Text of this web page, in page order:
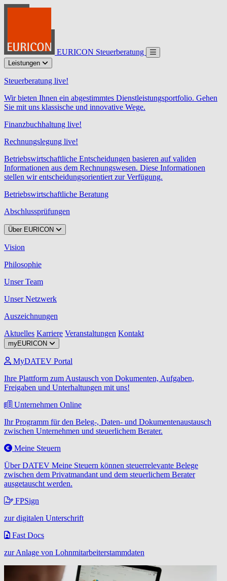
EURICON Steuerberatung
Leistungen
Steuerberatung live!
Wir bieten Ihnen ein abgestimmtes Dienstleistungsportfolio. Gehen
Sie mit uns klassische und innovative Wege.
Finanzbuchhaltung live!
Rechnungslegung live!
Betriebswirtschaftliche Entscheidungen basieren auf validen
Informationen aus dem Rechnungswesen. Diese Informationen
stellen wir entscheidungsorientiert zur Verfügung.
Betriebswirtschaftliche Beratung
Abschlussprüfungen
Über EURICON
Vision
Philosophie
Unser Team
Unser Netzwerk
Auszeichnungen
Aktuelles Karriere Veranstaltungen Kontakt
myEURICON
MyDATEV Portal
Ihre Plattform zum Austausch von Dokumenten, Aufgaben,
Freigaben und Unterhaltungen mit uns!
Unternehmen Online
Ihr Programm für den Beleg-, Daten- und Dokumentenaustausch
zwischen Unternehmen und steuerlichem Berater.
Meine Steuern
Über DATEV Meine Steuern können steuerrelevante Belege
zwischen dem Privatmandant und dem steuerlichem Berater
ausgetauscht werden.
FPSign
zur digitalen Unterschrift
Fast Docs
zur Anlage von Lohnmitarbeiterstammdaten